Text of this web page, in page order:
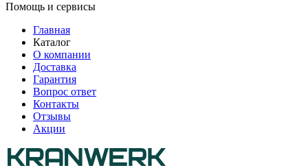
Помощь и сервисы
Главная
Каталог
О компании
Доставка
Гарантия
Вопрос ответ
Контакты
Отзывы
Акции